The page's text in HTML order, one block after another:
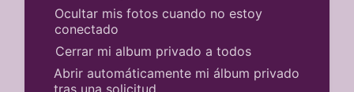
Ocultar mis fotos cuando no estoy
conectado
Cerrar mi album privado a todos
Abrir automáticamente mi álbum privado
tras una solicitud